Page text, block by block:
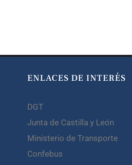
ENLACES DE INTERÉS
DGT
Junta de Castilla y León
Ministerio de Transporte
Confebus